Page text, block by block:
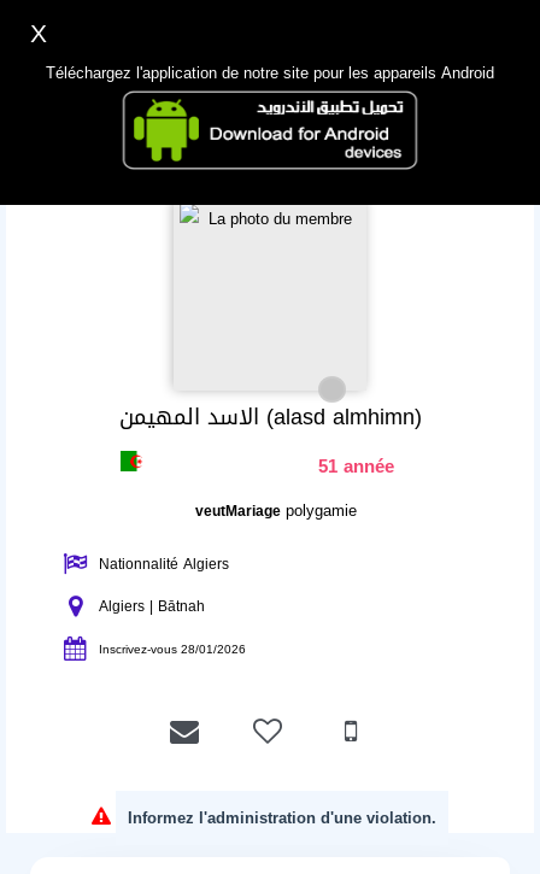
App Mobile
الاسد المهيمن (alasd almhimn)
51 année
veutMariagepolygamie
Nationnalité Algiers
Algiers | Bātnah
Inscrivez-vous 28/01/2026
Informez l'administration d'une violation.
X
Téléchargez l'application de notre site pour les appareils Android